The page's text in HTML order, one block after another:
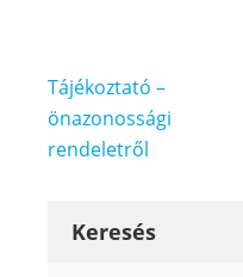
Bejegyzés
navigáció
Tájékoztató –
önazonossági
rendeletről
Keresés